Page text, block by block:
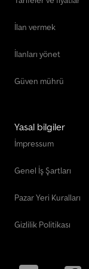
Taş Kırıcı
İlan vermek
İlanları yönet
Güven mührü
Yasal bilgiler
İmpressum
Genel İş Şartları
Pazar Yeri Kuralları
Gizlilik Politikası